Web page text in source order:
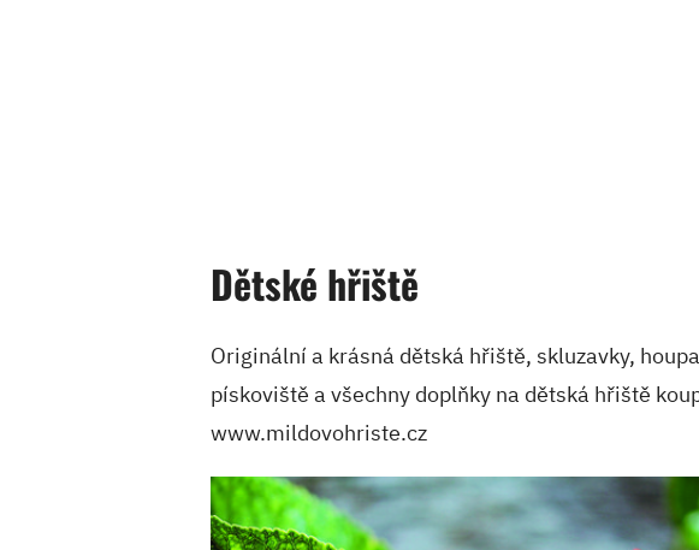
Dětské hřiště
Originální a krásná dětská hřiště, skluzavky,
pískoviště a všechny doplňky na dětská hřiště
www.mildovohriste.cz